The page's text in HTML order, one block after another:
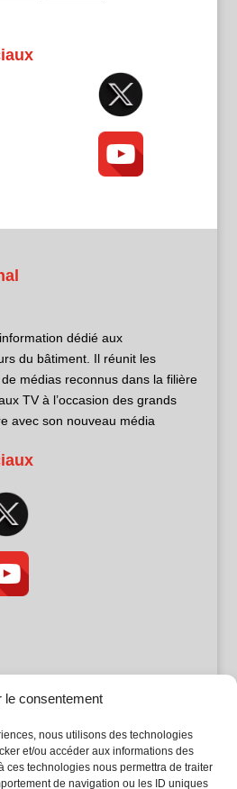
le consentement
nous utilisons des technologies
et/ou accéder aux informations des
ces technologies nous permettra de traiter
de navigation ou les ID uniques
dédié aux
du bâtiment. Il réunit les
médias reconnus dans la filière
TV à l’occasion des grands
avec son nouveau média